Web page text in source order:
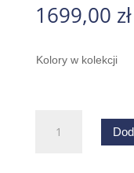
1699,00 zł
Kolory w kolekcji
Okrągły